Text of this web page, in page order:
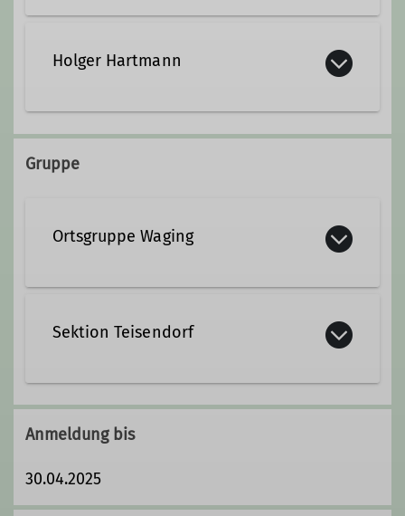
Qualifikationen
Holger Hartmann
+49 170 4706084
Qualifikationen
Gruppe
Ortsgruppe Waging
Sektion Teisendorf
Anmeldung bis
30.04.2025